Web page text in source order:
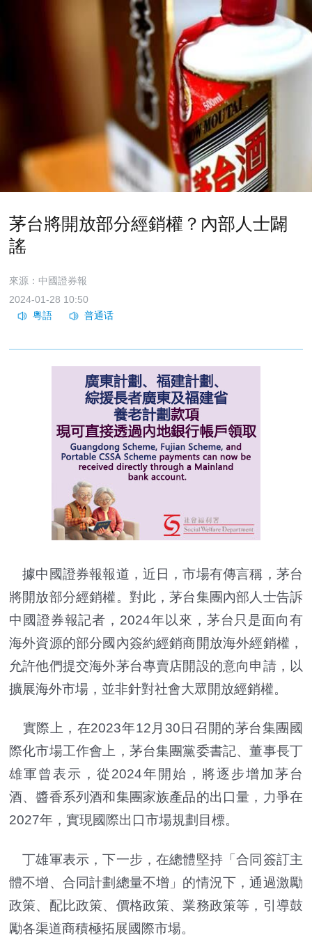
茅台將開放部分經銷權？內部人士闢
謠
來源：中國證券報
2024-01-28 10:50
據中國證券報報道，近日，市場有傳言稱，茅台
將開放部分經銷權。對此，茅台集團內部人士告訴
中國證券報記者，2024年以來，茅台只是面向有
海外資源的部分國內簽約經銷商開放海外經銷權，
允許他們提交海外茅台專賣店開設的意向申請，以
擴展海外市場，並非針對社會大眾開放經銷權。
實際上，在2023年12月30日召開的茅台集團國
際化市場工作會上，茅台集團黨委書記、董事長丁
雄軍曾表示，從2024年開始，將逐步增加茅台
酒、醬香系列酒和集團家族產品的出口量，力爭在
2027年，實現國際出口市場規劃目標。
丁雄軍表示，下一步，在總體堅持「合同簽訂主
體不增、合同計劃總量不增」的情況下，通過激勵
政策、配比政策、價格政策、業務政策等，引導鼓
勵各渠道商積極拓展國際市場。